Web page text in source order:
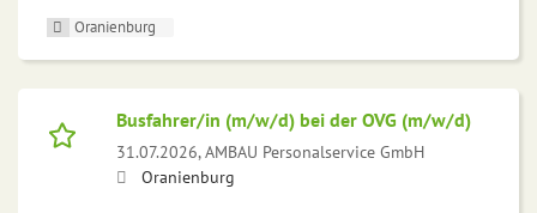
Oranienburg
Busfahrer/in (m/w/d) bei der OVG (m/w/d)
31.07.2026,AMBAU Personalservice GmbH
Oranienburg